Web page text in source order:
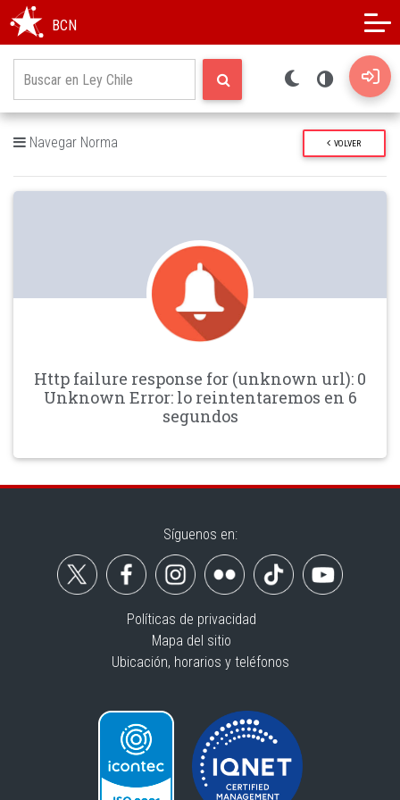
BCN
Navegar Norma VOLVER
Http failure response for (unknown url): 0
Unknown Error: lo reintentaremos en 6
segundos
Síguenos en:
Políticas de privacidad
Mapa del sitio
Ubicación, horarios y teléfonos